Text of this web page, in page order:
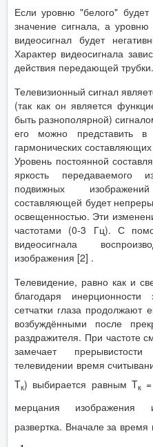
Если уровню "белого" будет
значение сигнала, а
видеосигнал будет
Характер видеосигнала
действия передающей трубки.
Телевизионный сигнал
(так как он является
быть разнополярной)
его можно представить
гармонических
Уровень постоянной
яркость передаваемого
подвижных
составляющей будет
освещенностью. Эти
частотами (0-3 Гц). С
видеосигнала
изображения [2] .
Телевидение, равно как и
благодаря
сетчатки глаза продолжают
возбуждёнными после
раздражителя. При частоте
замечает
телевидении время
Tк) выбирается равным Tк =
мерцания изображения
развертка. Вначале за